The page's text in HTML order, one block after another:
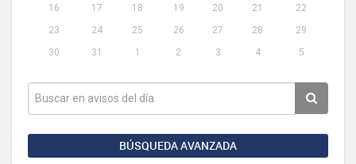
16 17 18 19 20 21
22
23
24 25 26 27 28
29
30
31 1 2 3 4 5
BÚSQUEDA AVANZADA